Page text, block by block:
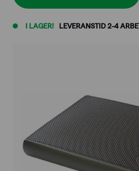
I LAGER! LEVERANSTID 2-4